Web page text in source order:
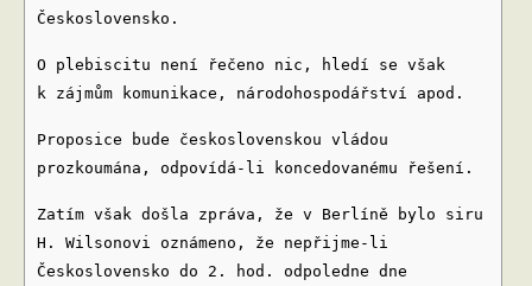
Československo.
O plebiscitu není řečeno nic, hledí se však
k zájmům komunikace, národohospodářství apod.
Proposice bude československou vládou
prozkoumána, odpovídá-li koncedovanému řešení.
Zatím však došla zpráva, že v Berlíně bylo siru
H. Wilsonovi oznámeno, že nepřijme-li
Československo do 2. hod. odpoledne dne